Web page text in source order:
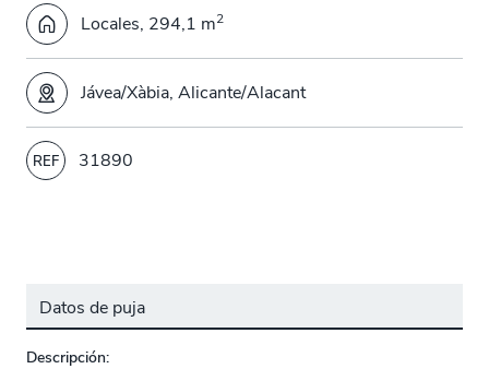
Locales, 294,1 m2
Jávea/Xàbia, Alicante/Alacant
REF 31890
Datos de puja
Descripción: